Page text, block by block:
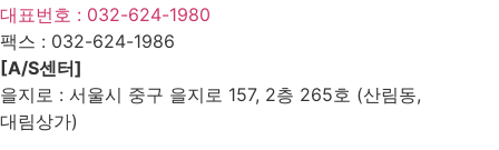
대표번호 : 032-624-1980
팩스 : 032-624-1986
[A/S센터]
을지로 : 서울시 중구 을지로 157, 2층 265호 (산림동,
대림상가)